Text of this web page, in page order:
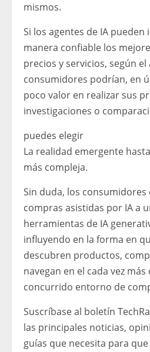
mismos.
Si los agentes de IA
manera confiable los
precios y servicios, según
consumidores podrían, en
poco valor en realizar sus
investigaciones o
puedes elegir
La realidad emergente
más compleja.
Sin duda, los
compras asistidas por IA a
herramientas de IA
influyendo en la forma en
descubren productos,
navegan en el cada vez
concurrido entorno de
Suscríbase al boletín
las principales noticias,
guías que necesita para